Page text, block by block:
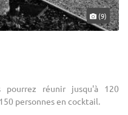
(9)
réunir jusqu'à 120
personnes en cocktail.